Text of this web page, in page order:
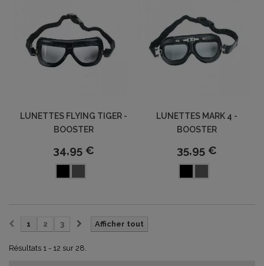
LUNETTES FLYING TIGER -
BOOSTER
34,95 €
LUNETTES MARK 4 -
BOOSTER
35,95 €
Afficher tout
1 2 3
Résultats 1 - 12 sur 28.